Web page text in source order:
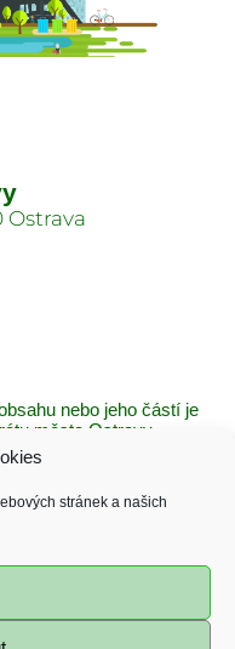
stránek a našich
Ostrava
nebo jeho částí je
města Ostravy.